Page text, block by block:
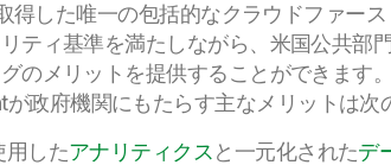
得した唯一の包括的なクラウドファー
ティ基準を満たしながら、米国公共部
のメリットを提供することができます。
政府機関にもたらす主なメリットは次
用したアナリティクス と一元化されたデ